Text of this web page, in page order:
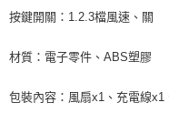
按鍵開關：1.2.3檔風速、關
材質：電子零件、ABS塑膠
包裝內容：風扇x1、充電線x1